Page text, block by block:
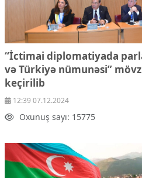
“İctimai diplomatiyada
və Türkiyə nümunəsi”
keçirilib
12:39 07.12.2024
Oxunuş sayı: 15775